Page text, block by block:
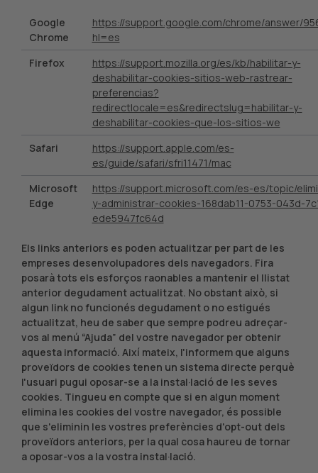
Google
Chrome
https://support.google.com/chrome/answer/
hl=es
Firefox
https://support.mozilla.org/es/kb/habilitar-y-
deshabilitar-cookies-sitios-web-rastrear-
preferencias?
redirectlocale=es&redirectslug=habilitar-y-
deshabilitar-cookies-que-los-sitios-we
Safari
https://support.apple.com/es-
es/guide/safari/sfri11471/mac
Microsoft
Edge
https://support.microsoft.com/es-es/topic/
y-administrar-cookies-168dab11-0753-043d-
ede5947fc64d
Els links anteriors es poden actualitzar per part de les
empreses desenvolupadores dels navegadors. Fira
posarà tots els esforços raonables a mantenir el llistat
anterior degudament actualitzat. No obstant això, si
algun link no funcionés degudament o no estigués
actualitzat, heu de saber que sempre podreu adreçar-
vos al menú “Ajuda” del vostre navegador per obtenir
aquesta informació. Així mateix, l'informem que alguns
proveïdors de cookies tenen un sistema directe perquè
l'usuari pugui oposar-se a la instal·lació de les seves
cookies. Tingueu en compte que si en algun moment
elimina les cookies del vostre navegador, és possible
que s'eliminin les vostres preferències d'opt-out dels
proveïdors anteriors, per la qual cosa haureu de tornar
a oposar-vos a la vostra instal·lació.